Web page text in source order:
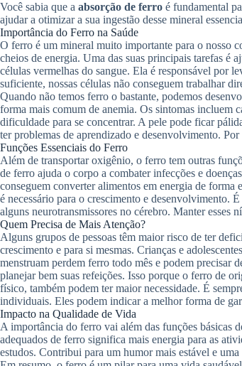
Você sabia que a absorção de ferro é fundamental
ajudar a otimizar a sua ingestão desse mineral
Importância do Ferro na Saúde
O ferro é um mineral muito importante para o nosso
cheios de energia. Uma das suas principais tarefas é
células vermelhas do sangue. Ela é responsável por
suficiente, nossas células não conseguem trabalhar
Quando não temos ferro o bastante, podemos
forma mais comum de anemia. Os sintomas incluem
dificuldade para se concentrar. A pele pode ficar
ter problemas de aprendizado e desenvolvimento.
Funções Essenciais do Ferro
Além de transportar oxigênio, o ferro tem outras
de ferro ajuda o corpo a combater infecções e
conseguem converter alimentos em energia de
é necessário para o crescimento e desenvolvimento.
alguns neurotransmissores no cérebro. Manter esses
Quem Precisa de Mais Atenção?
Alguns grupos de pessoas têm maior risco de ter
crescimento e para si mesmas. Crianças e
menstruam perdem ferro todo mês e podem precisar
planejar bem suas refeições. Isso porque o ferro de
físico, também podem ter maior necessidade. É
individuais. Eles podem indicar a melhor forma de
Impacto na Qualidade de Vida
A importância do ferro vai além das funções básicas
adequados de ferro significa mais energia para as
estudos. Contribui para um humor mais estável e